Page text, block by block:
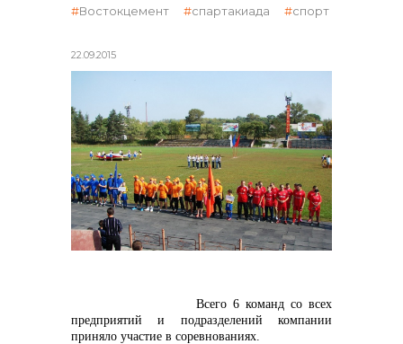
реализация неликвидов
контакты отдела закупок
22.09.2015
Востокцемент спартакиада спорт
Всего 6 команд со всех
предприятий и подразделений компании
приняло участие в соревнованиях.